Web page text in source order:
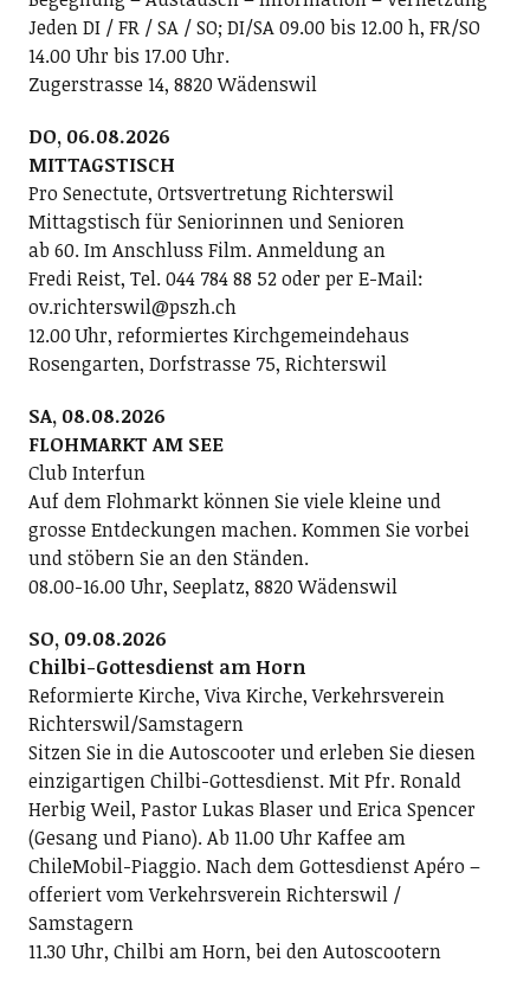
Jeden DI / FR / SA / SO; DI/SA 09.00 bis 12.00 h, FR/SO
14.00 Uhr bis 17.00 Uhr.
Zugerstrasse 14, 8820 Wädenswil
DO, 06.08.2026
MITTAGSTISCH
Pro Senectute, Ortsvertretung Richterswil
Mittagstisch für Seniorinnen und Senioren
ab 60. Im Anschluss Film. Anmeldung an
Fredi Reist, Tel. 044 784 88 52 oder per E-Mail:
ov.richterswil@pszh.ch
12.00 Uhr, reformiertes Kirchgemeindehaus
Rosengarten, Dorfstrasse 75, Richterswil
SA, 08.08.2026
FLOHMARKT AM SEE
Club Interfun
Auf dem Flohmarkt können Sie viele kleine und
grosse Entdeckungen machen. Kommen Sie vorbei
und stöbern Sie an den Ständen.
08.00-16.00 Uhr, Seeplatz, 8820 Wädenswil
SO, 09.08.2026
Chilbi-Gottesdienst am Horn
Reformierte Kirche, Viva Kirche, Verkehrsverein
Richterswil/Samstagern
Sitzen Sie in die Autoscooter und erleben Sie diesen
einzigartigen Chilbi-Gottesdienst. Mit Pfr. Ronald
Herbig Weil, Pastor Lukas Blaser und Erica Spencer
(Gesang und Piano). Ab 11.00 Uhr Kaffee am
ChileMobil-Piaggio. Nach dem Gottesdienst Apéro –
offeriert vom Verkehrsverein Richterswil /
Samstagern
11.30 Uhr, Chilbi am Horn, bei den Autoscootern